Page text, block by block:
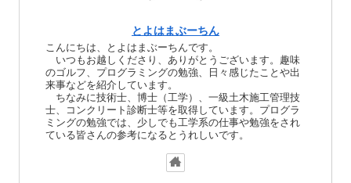
とよはまぶーちん
こんにちは、とよはまぶーちんです。
いつもお越しくださり、ありがとうございます。趣味
のゴルフ、プログラミングの勉強、日々感じたことや出
来事などを紹介しています。
ちなみに技術士、博士（工学）、一級土木施工管理技
士、コンクリート診断士等を取得しています。プログラ
ミングの勉強では、少しでも工学系の仕事や勉強をされ
ている皆さんの参考になるとうれしいです。